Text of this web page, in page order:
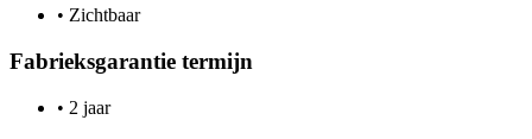
• Zichtbaar
Fabrieksgarantie termijn
• 2 jaar